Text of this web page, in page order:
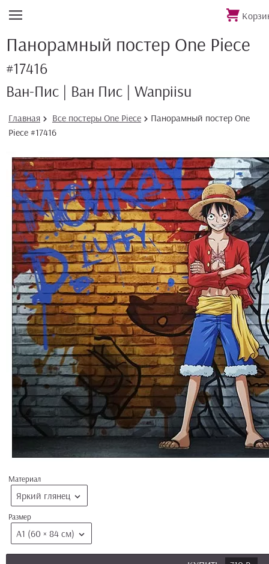
Панорамный постер One Piece
#17416
Ван-Пис | Ван Пис | Wanpiisu
Главная Все постеры One Piece
Панорамный постер One
Piece #17416
Материал
Яркий глянец
Размер
А1 (60 × 84 см)